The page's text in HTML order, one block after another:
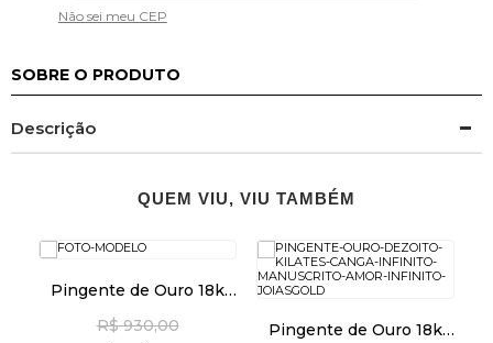
Não sei meu CEP
SOBRE O PRODUTO
Descrição
QUEM VIU, VIU TAMBÉM
Pingente de Ouro 18k
pi24480
R$ 930,00
Pingente de Ouro 18k